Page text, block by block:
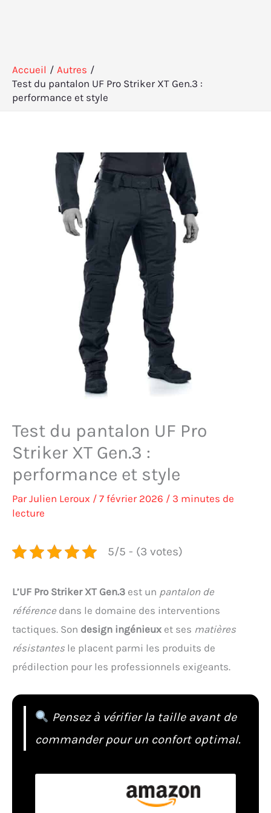
Accueil
Autres
Test du pantalon UF Pro Striker XT Gen.3 :
performance et style
Test du pantalon UF Pro
Striker XT Gen.3 :
performance et style
ParJulien Leroux / 7 février 2026 / 3 minutes de
lecture
5/5 - (3 votes)
L’UF Pro Striker XT Gen.3 est un pantalon de
référence dans le domaine des interventions
tactiques. Son design ingénieux et ses matières
résistantes le placent parmi les produits de
prédilection pour les professionnels exigeants.
Pensez à vérifier la taille avant de
commander pour un confort optimal.